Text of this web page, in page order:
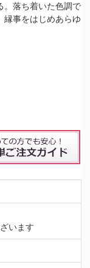
。落ち着いた色調で
縁事をはじめあらゆ
います